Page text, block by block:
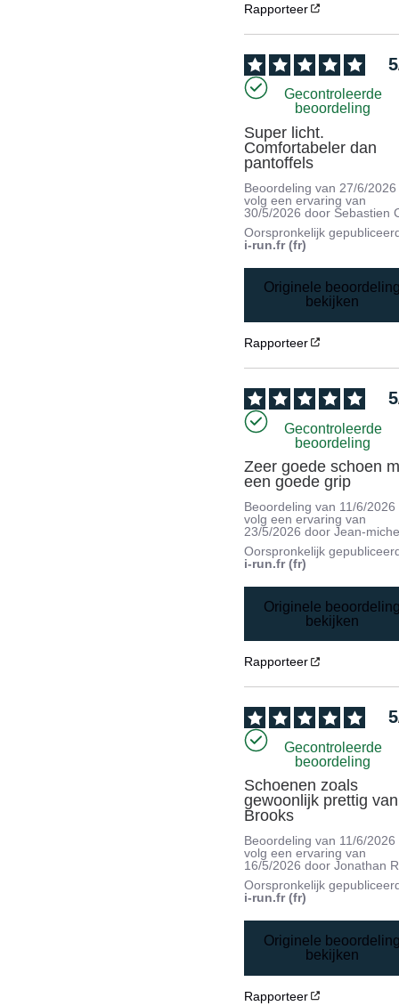
Rapporteer
5
Gecontroleerde
beoordeling
Super licht.
Comfortabeler dan
pantoffels
Beoordeling van 27/6/2026
volg een ervaring van
30/5/2026 door Sebastien
Oorspronkelijk
i-run.fr (fr)
Originele
bekijken
Rapporteer
5
Gecontroleerde
beoordeling
Zeer goede schoen
een goede grip
Beoordeling van 11/6/2026
volg een ervaring van
23/5/2026 doorJean-
Oorspronkelijk
i-run.fr (fr)
Originele
bekijken
Rapporteer
5
Gecontroleerde
beoordeling
Schoenen zoals
gewoonlijk prettig van
Brooks
Beoordeling van 11/6/2026
volg een ervaring van
16/5/2026 doorJonathan
Oorspronkelijk
i-run.fr (fr)
Originele
bekijken
Rapporteer